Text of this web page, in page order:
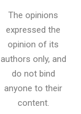
The opinions
expressed the
opinion of its
authors only, and
do not bind
anyone to their
content.